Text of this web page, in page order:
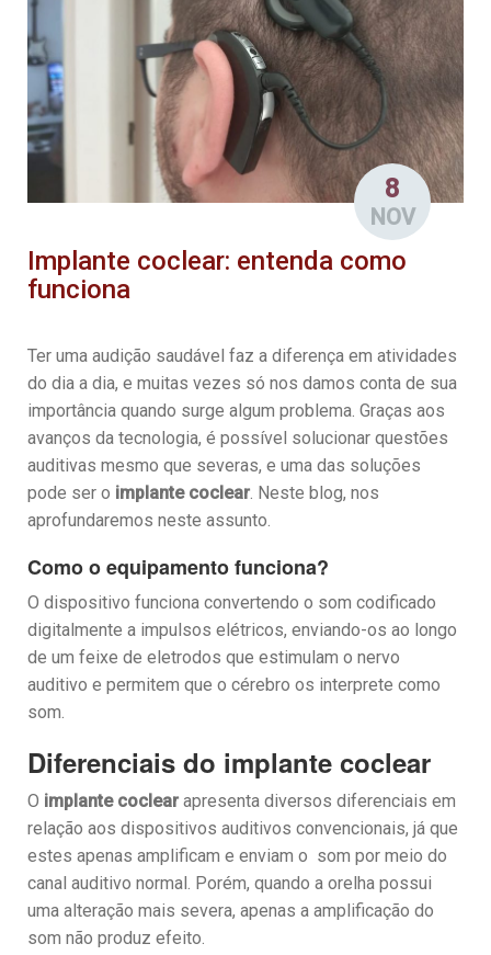
8
NOV
Implante coclear: entenda como
funciona
Ter uma audição saudável faz a diferença em atividades
do dia a dia, e muitas vezes só nos damos conta de sua
importância quando surge algum problema. Graças aos
avanços da tecnologia, é possível solucionar questões
auditivas mesmo que severas, e uma das soluções
pode ser o implante coclear. Neste blog, nos
aprofundaremos neste assunto.
Como o equipamento funciona?
O dispositivo funciona convertendo o som codificado
digitalmente a impulsos elétricos, enviando-os ao longo
de um feixe de eletrodos que estimulam o nervo
auditivo e permitem que o cérebro os interprete como
som.
Diferenciais do implante coclear
O implante coclear apresenta diversos diferenciais em
relação aos dispositivos auditivos convencionais, já que
estes apenas amplificam e enviam o som por meio do
canal auditivo normal. Porém, quando a orelha possui
uma alteração mais severa, apenas a amplificação do
som não produz efeito.